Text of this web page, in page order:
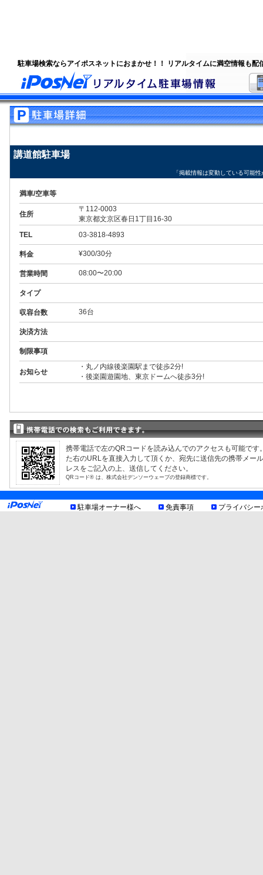
駐車場検索ならアイポスネットにおまかせ！！ リアルタイムに満空情報も配
講道館駐車場
「掲載情報は変動している可能
満車/空車等
住所
〒112-0003
東京都文京区春日1丁目16-30
TEL
03-3818-4893
料金 ¥300/30分
営業時間 08:00〜20:00
タイプ
収容台数 36台
決済方法
制限事項
お知らせ
・丸ノ内線後楽園駅まで徒歩2分!
・後楽園遊園地、東京ドームへ徒歩3分!
携帯電話で左のQRコードを読み込んでのアクセスも可能です
た右のURLを直接入力して頂くか、宛先に送信先の携帯メー
レスをご記入の上、送信してください。
QRコード® は、株式会社デンソーウェーブの登録商標です。
駐車場オーナー様へ 免責事項 プライバシー